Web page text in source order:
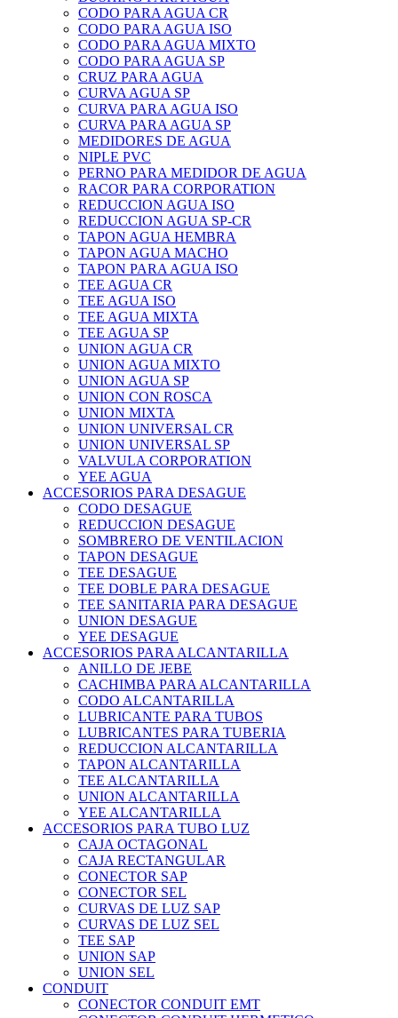
CODO PARA AGUA CR
CODO PARA AGUA ISO
CODO PARA AGUA MIXTO
CODO PARA AGUA SP
CRUZ PARA AGUA
CURVA AGUA SP
CURVA PARA AGUA ISO
CURVA PARA AGUA SP
MEDIDORES DE AGUA
NIPLE PVC
PERNO PARA MEDIDOR DE AGUA
RACOR PARA CORPORATION
REDUCCION AGUA ISO
REDUCCION AGUA SP-CR
TAPON AGUA HEMBRA
TAPON AGUA MACHO
TAPON PARA AGUA ISO
TEE AGUA CR
TEE AGUA ISO
TEE AGUA MIXTA
TEE AGUA SP
UNION AGUA CR
UNION AGUA MIXTO
UNION AGUA SP
UNION CON ROSCA
UNION MIXTA
UNION UNIVERSAL CR
UNION UNIVERSAL SP
VALVULA CORPORATION
YEE AGUA
ACCESORIOS PARA DESAGUE
CODO DESAGUE
REDUCCION DESAGUE
SOMBRERO DE VENTILACION
TAPON DESAGUE
TEE DESAGUE
TEE DOBLE PARA DESAGUE
TEE SANITARIA PARA DESAGUE
UNION DESAGUE
YEE DESAGUE
ACCESORIOS PARA ALCANTARILLA
ANILLO DE JEBE
CACHIMBA PARA ALCANTARILLA
CODO ALCANTARILLA
LUBRICANTE PARA TUBOS
LUBRICANTES PARA TUBERIA
REDUCCION ALCANTARILLA
TAPON ALCANTARILLA
TEE ALCANTARILLA
UNION ALCANTARILLA
YEE ALCANTARILLA
ACCESORIOS PARA TUBO LUZ
CAJA OCTAGONAL
CAJA RECTANGULAR
CONECTOR SAP
CONECTOR SEL
CURVAS DE LUZ SAP
CURVAS DE LUZ SEL
TEE SAP
UNION SAP
UNION SEL
CONDUIT
CONECTOR CONDUIT EMT